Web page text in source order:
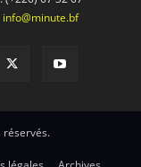
info@minute.bf
réservés.